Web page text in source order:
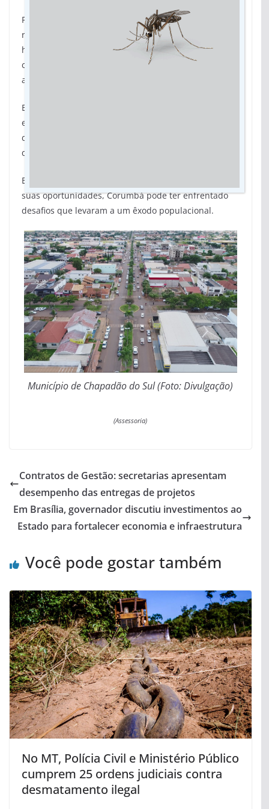
Paralelamente, Três Lagoas mostrou um crescimento
robusto de 29,8%, passando de 101.791 para 132.152
habitantes no mesmo período. Isso fez com que a
cidade ultrapassasse Corumbá em população
absoluta.
Esse movimento oposto nos dois municípios pode
estar relacionado a dinâmicas diferentes na geração
de oportunidades de emprego, percepção de
qualidade de vida e serviços públicos oferecidos.
Enquanto Três Lagoas pode ter atraído pessoas por
suas oportunidades, Corumbá pode ter enfrentado
desafios que levaram a um êxodo populacional.
Município de Chapadão do Sul (Foto: Divulgação)
(Assessoria)
Contratos de Gestão: secretarias apresentam
desempenho das entregas de projetos
Em Brasília, governador discutiu investimentos ao
Estado para fortalecer economia e infraestrutura
Você pode gostar também
No MT, Polícia Civil e Ministério Público
cumprem 25 ordens judiciais contra
desmatamento ilegal